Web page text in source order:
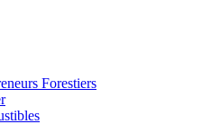
Forestiers